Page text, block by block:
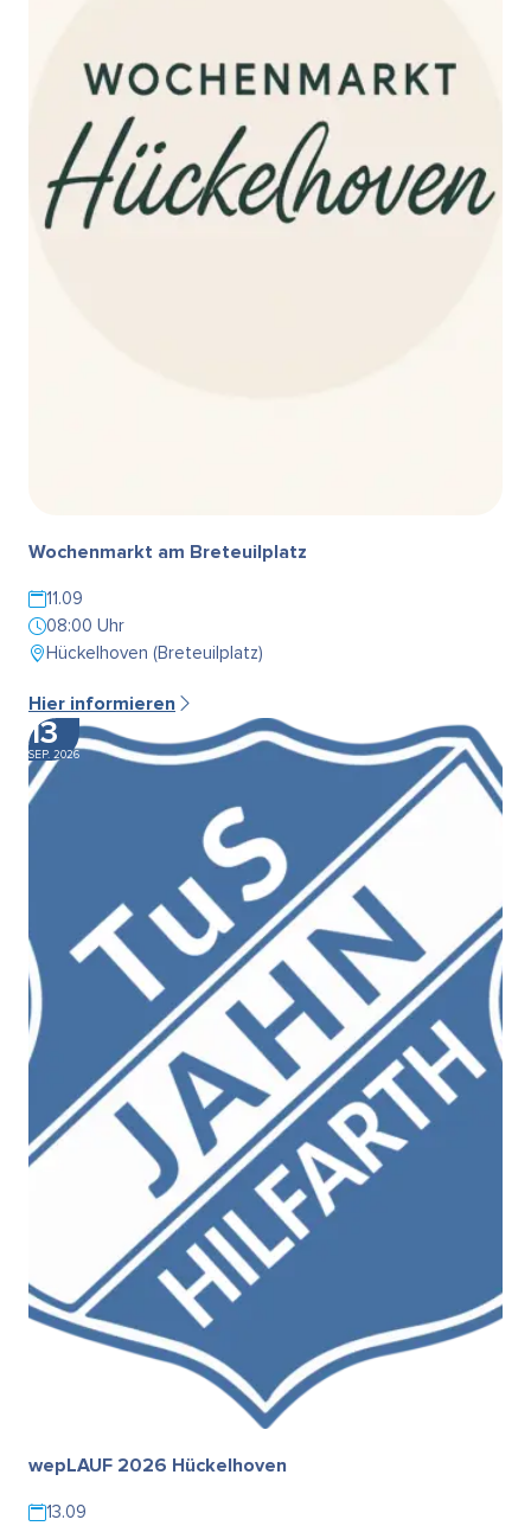
Wochenmarkt am Breteuilplatz
11.09
08:00 Uhr
Hückelhoven (Breteuilplatz)
Hier informieren
13
SEP. 2026
wepLAUF 2026 Hückelhoven
13.09